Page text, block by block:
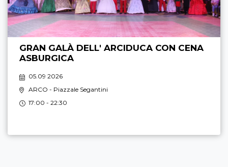
GRAN GALÀ DELL' ARCIDUCA CON CENA
ASBURGICA
05.09 2026
ARCO - Piazzale Segantini
17:00 - 22:30